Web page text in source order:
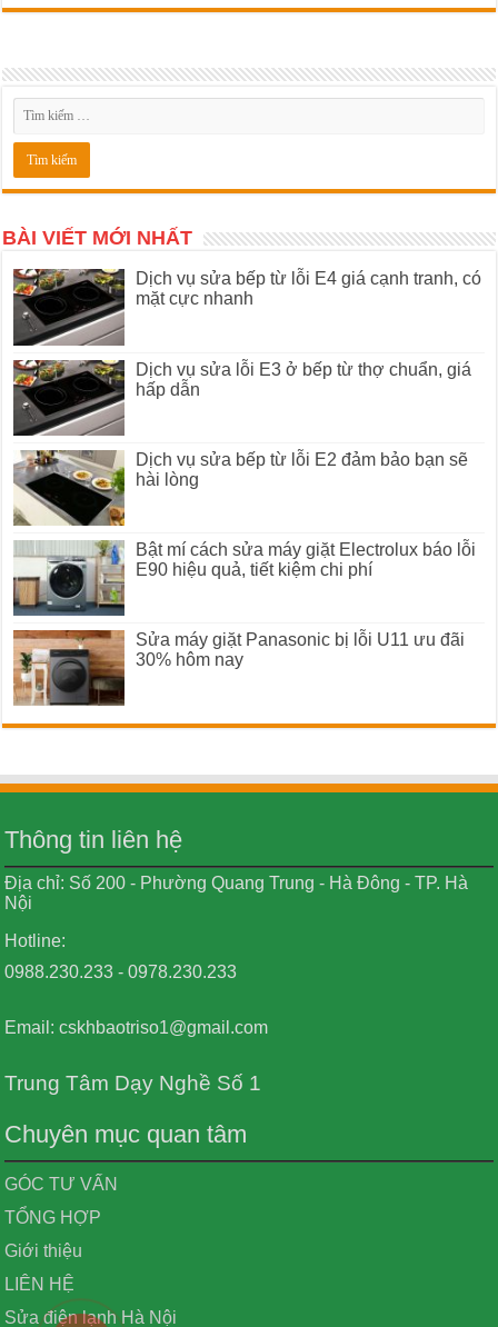
BÀI VIẾT MỚI NHẤT
Dịch vụ sửa bếp từ lỗi E4 giá cạnh tranh, có
mặt cực nhanh
Dịch vụ sửa lỗi E3 ở bếp từ thợ chuẩn, giá
hấp dẫn
Dịch vụ sửa bếp từ lỗi E2 đảm bảo bạn sẽ
hài lòng
Bật mí cách sửa máy giặt Electrolux báo lỗi
E90 hiệu quả, tiết kiệm chi phí
Sửa máy giặt Panasonic bị lỗi U11 ưu đãi
30% hôm nay
Thông tin liên hệ
Địa chỉ: Số 200 - Phường Quang Trung - Hà Đông - TP. Hà
Nội
Hotline:
0988.230.233 - 0978.230.233
Email: cskhbaotriso1@gmail.com
Trung Tâm Dạy Nghề Số 1
Chuyên mục quan tâm
GÓC TƯ VẤN
TỔNG HỢP
Giới thiệu
LIÊN HỆ
Sửa điện lạnh Hà Nội